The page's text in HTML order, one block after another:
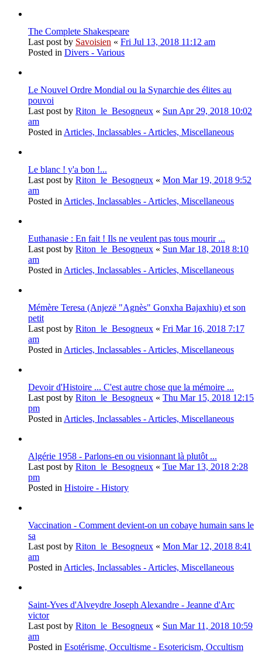
The Complete Shakespeare
Last post by Savoisien « Fri Jul 13, 2018 11:12 am
Posted in Divers - Various
Le Nouvel Ordre Mondial ou la Synarchie des élites au
pouvoi
Last post by Riton_le_Besogneux « Sun Apr 29, 2018 10:02
am
Posted in Articles, Inclassables - Articles, Miscellaneous
Le blanc ! y'a bon !...
Last post by Riton_le_Besogneux « Mon Mar 19, 2018 9:52
am
Posted in Articles, Inclassables - Articles, Miscellaneous
Euthanasie : En fait ! Ils ne veulent pas tous mourir ...
Last post by Riton_le_Besogneux « Sun Mar 18, 2018 8:10
am
Posted in Articles, Inclassables - Articles, Miscellaneous
Mémère Teresa (Anjezë "Agnès" Gonxha Bajaxhiu) et son
petit
Last post by Riton_le_Besogneux « Fri Mar 16, 2018 7:17
am
Posted in Articles, Inclassables - Articles, Miscellaneous
Devoir d'Histoire ... C'est autre chose que la mémoire ...
Last post by Riton_le_Besogneux « Thu Mar 15, 2018 12:15
pm
Posted in Articles, Inclassables - Articles, Miscellaneous
Algérie 1958 - Parlons-en ou visionnant là plutôt ...
Last post by Riton_le_Besogneux « Tue Mar 13, 2018 2:28
pm
Posted in Histoire - History
Vaccination - Comment devient-on un cobaye humain sans le
sa
Last post by Riton_le_Besogneux « Mon Mar 12, 2018 8:41
am
Posted in Articles, Inclassables - Articles, Miscellaneous
Saint-Yves d'Alveydre Joseph Alexandre - Jeanne d'Arc
victor
Last post by Riton_le_Besogneux « Sun Mar 11, 2018 10:59
am
Posted in Esotérisme, Occultisme - Esotericism, Occultism